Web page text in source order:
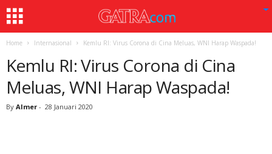
Home Internasional Kemlu RI: Virus Corona di Cina Meluas, WNI Harap Waspada!
Kemlu RI: Virus Corona di Cina
Meluas, WNI Harap Waspada!
By Almer - 28 Januari 2020